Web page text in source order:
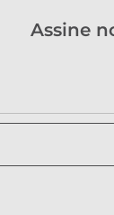
Assine